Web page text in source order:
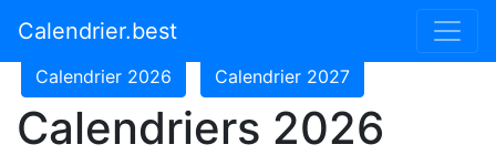
Calendrier.best
Calendrier 2024
Calendrier 2026 Calendrier 2027
Calendriers 2026